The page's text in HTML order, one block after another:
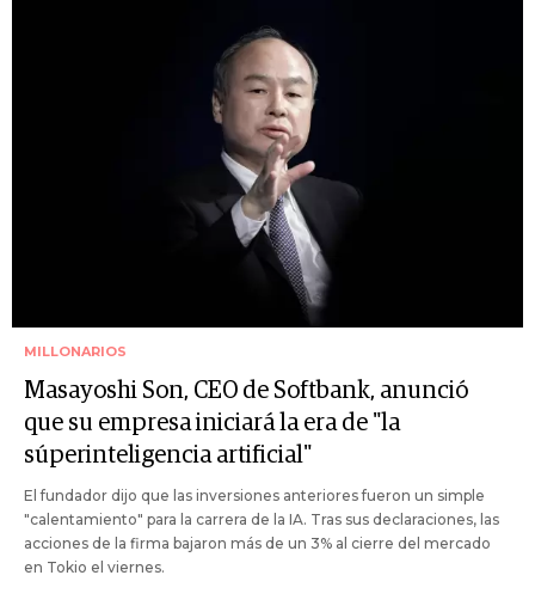
MILLONARIOS
Masayoshi Son, CEO de Softbank, anunció
que su empresa iniciará la era de "la
súperinteligencia artificial"
El fundador dijo que las inversiones anteriores fueron un simple
"calentamiento" para la carrera de la IA. Tras sus declaraciones, las
acciones de la firma bajaron más de un 3% al cierre del mercado
en Tokio el viernes.